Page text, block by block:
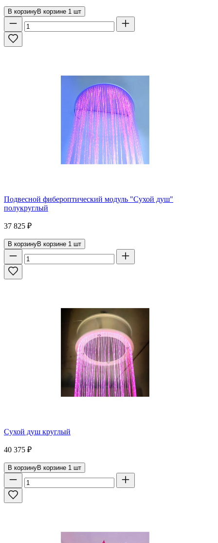
В корзинуВ корзине 1 шт
Подвесной фибероптический модуль "Сухой душ"
полукруглый
37 825 ₽
В корзинуВ корзине 1 шт
Сухой душ круглый
40 375 ₽
В корзинуВ корзине 1 шт